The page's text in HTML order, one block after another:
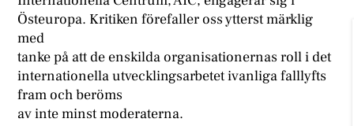
Östeuropa. Kritiken förefaller oss ytterst märklig
med
tanke på att de enskilda organisationernas roll i det
internationella utvecklingsarbetet ivanliga falllyfts
fram och beröms
av inte minst moderaterna.